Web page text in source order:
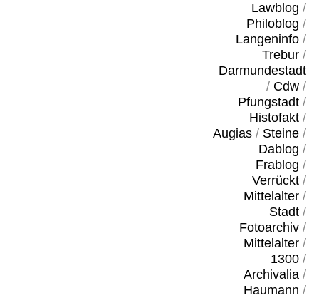
Lawblog /
Philoblog /
Langeninfo/
Trebur/
Darmundestadt
/ Cdw/
Pfungstadt/
Histofakt/
Augias/ Steine/
Dablog /
Frablog /
Verrückt/
Mittelalter/
Stadt/
Fotoarchiv/
Mittelalter/
1300/
Archivalia/
Haumann /